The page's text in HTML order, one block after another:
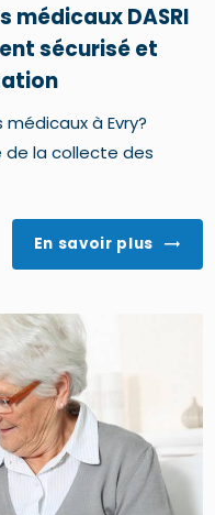
médicaux DASRI
sécurisé et
à Evry?
de la collecte des
En savoir plus